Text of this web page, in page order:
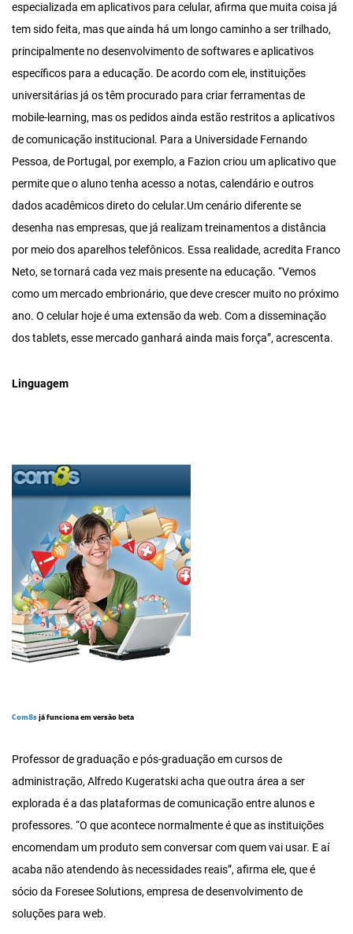
especializada em aplicativos para celular, afirma que muita coisa já
tem sido feita, mas que ainda há um longo caminho a ser trilhado,
principalmente no desenvolvimento de softwares e aplicativos
específicos para a educação. De acordo com ele, instituições
universitárias já os têm procurado para criar ferramentas de
mobile-learning, mas os pedidos ainda estão restritos a aplicativos
de comunicação institucional. Para a Universidade Fernando
Pessoa, de Portugal, por exemplo, a Fazion criou um aplicativo que
permite que o aluno tenha acesso a notas, calendário e outros
dados acadêmicos direto do celular.Um cenário diferente se
desenha nas empresas, que já realizam treinamentos a distância
por meio dos aparelhos telefônicos. Essa realidade, acredita Franco
Neto, se tornará cada vez mais presente na educação. “Vemos
como um mercado embrionário, que deve crescer muito no próximo
ano. O celular hoje é uma extensão da web. Com a disseminação
dos tablets, esse mercado ganhará ainda mais força”, acrescenta.
Linguagem
Com8s já funciona em versão beta
Professor de graduação e pós-graduação em cursos de
administração, Alfredo Kugeratski acha que outra área a ser
explorada é a das plataformas de comunicação entre alunos e
professores. “O que acontece normalmente é que as instituições
encomendam um produto sem conversar com quem vai usar. E aí
acaba não atendendo às necessidades reais”, afirma ele, que é
sócio da Foresee Solutions, empresa de desenvolvimento de
soluções para web.